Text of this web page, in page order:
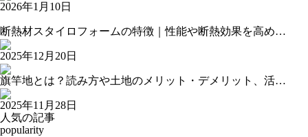
2026年1月10日
断熱材スタイロフォームの特徴｜性能や断熱効果を高め…
2025年12月20日
旗竿地とは？読み方や土地のメリット・デメリット、活…
2025年11月28日
人気の記事
popularity